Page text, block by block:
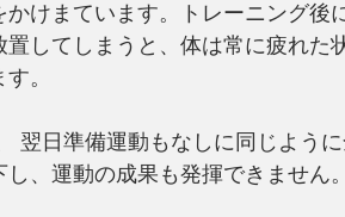
けまています。トレーニング後
してしまうと、体は常に疲れた
。
翌日準備運動もなしに同じよう
、運動の成果も発揮できません。